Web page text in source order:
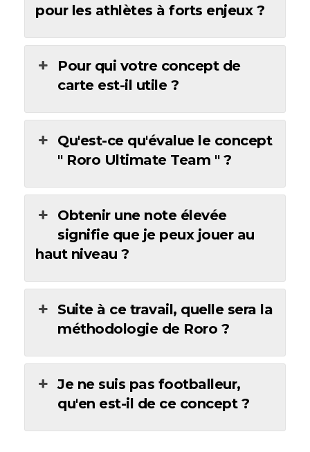
pour les athlètes à forts enjeux ?
Pour qui votre concept de
carte est-il utile ?
Qu'est-ce qu'évalue le concept
" Roro Ultimate Team " ?
Obtenir une note élevée
signifie que je peux jouer au
haut niveau ?
Suite à ce travail, quelle sera la
méthodologie de Roro ?
Je ne suis pas footballeur,
qu'en est-il de ce concept ?